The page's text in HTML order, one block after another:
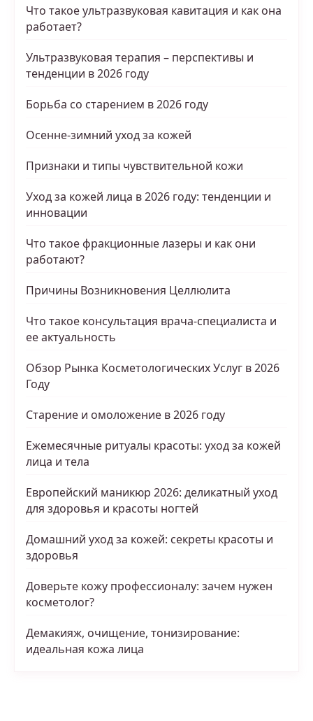
Что такое ультразвуковая кавитация и как она
работает?
Ультразвуковая терапия – перспективы и
тенденции в 2026 году
Борьба со старением в 2026 году
Осенне-зимний уход за кожей
Признаки и типы чувствительной кожи
Уход за кожей лица в 2026 году: тенденции и
инновации
Что такое фракционные лазеры и как они
работают?
Причины Возникновения Целлюлита
Что такое консультация врача-специалиста и
ее актуальность
Обзор Рынка Косметологических Услуг в 2026
Году
Старение и омоложение в 2026 году
Ежемесячные ритуалы красоты: уход за кожей
лица и тела
Европейский маникюр 2026: деликатный уход
для здоровья и красоты ногтей
Домашний уход за кожей: секреты красоты и
здоровья
Доверьте кожу профессионалу: зачем нужен
косметолог?
Демакияж, очищение, тонизирование:
идеальная кожа лица